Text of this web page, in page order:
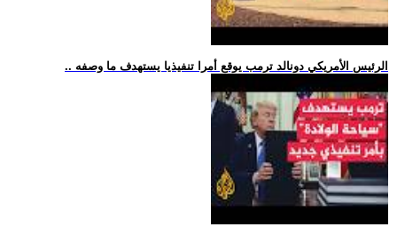
.. الرئيس الأمريكي دونالد ترمب يوقع أمرا تنفيذيا يستهدف ما وصفه